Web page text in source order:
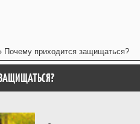
Почему приходится защищаться?